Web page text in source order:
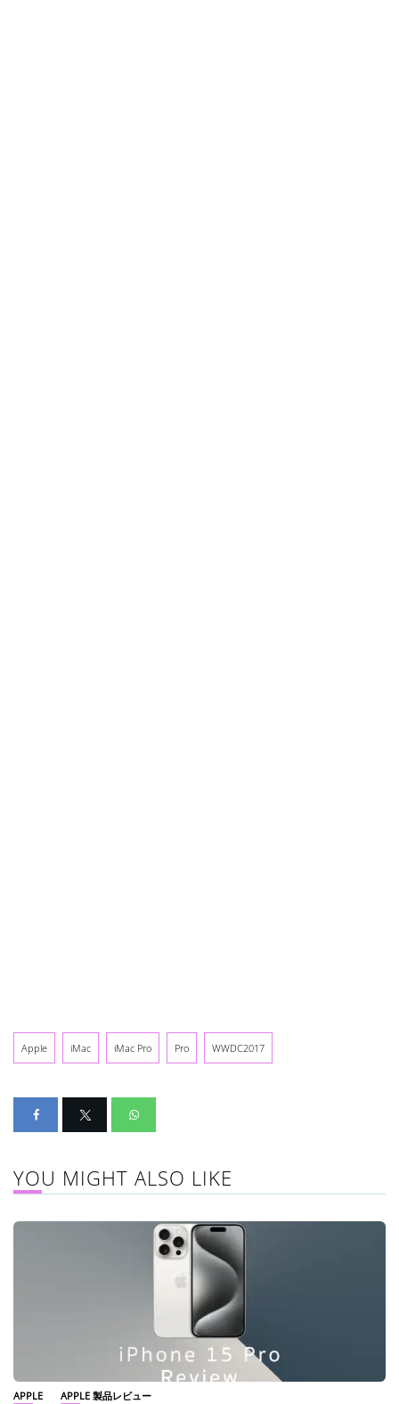
Apple iMac iMac Pro Pro WWDC2017
YOU MIGHT ALSO LIKE
APPLE APPLE 製品レビュー